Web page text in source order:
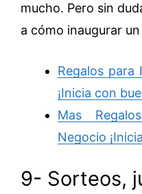
mucho. Pero sin
a cómo inaugurar
Regalos para
¡Inicia con
Mas
Negocio
9- Sorteos,